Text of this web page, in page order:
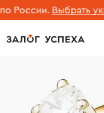
Выбрать